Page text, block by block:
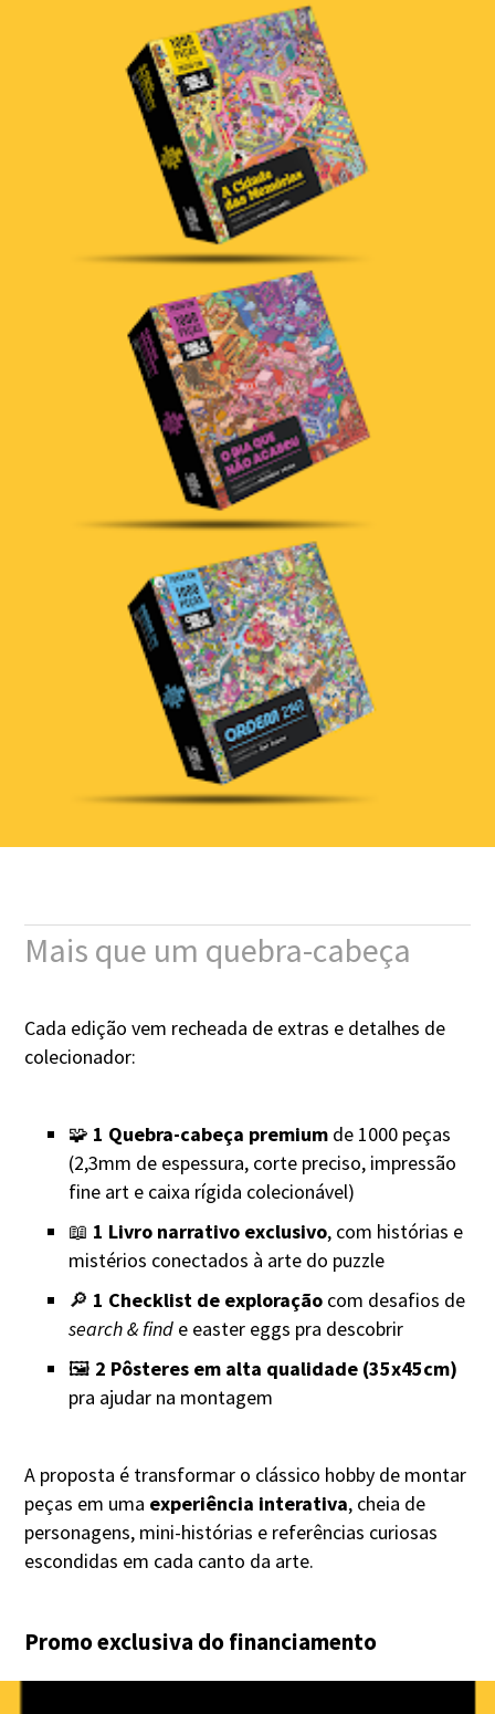
Mais que um quebra-cabeça
Cada edição vem recheada de extras e detalhes de
colecionador:
🧩 1 Quebra-cabeça premium de 1000 peças
(2,3mm de espessura, corte preciso, impressão
fine art e caixa rígida colecionável)
📖 1 Livro narrativo exclusivo, com histórias e
mistérios conectados à arte do puzzle
🔎 1 Checklist de exploração com desafios de
search & find e easter eggs pra descobrir
🖼️ 2 Pôsteres em alta qualidade (35x45cm)
pra ajudar na montagem
A proposta é transformar o clássico hobby de montar
peças em uma experiência interativa, cheia de
personagens, mini-histórias e referências curiosas
escondidas em cada canto da arte.
Promo exclusiva do financiamento